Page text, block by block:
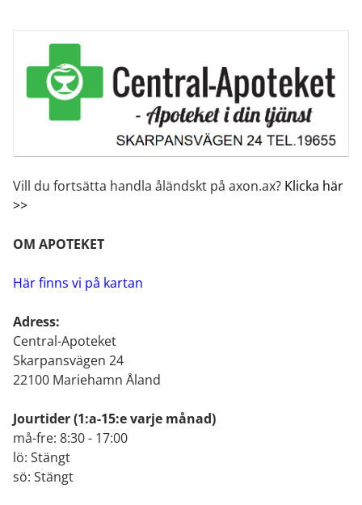
Vill du fortsätta handla åländskt på axon.ax? Klicka här
>>
OM APOTEKET
Här finns vi på kartan
Adress:
Central-Apoteket
Skarpansvägen 24
22100 Mariehamn Åland
Jourtider(1:a-15:e varje månad)
må-fre: 8:30 - 17:00
lö: Stängt
sö: Stängt